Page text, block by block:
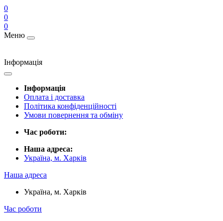
0
0
0
Меню
Інформація
Інформація
Оплата і доставка
Політика конфіденційності
Умови повернення та обміну
Час роботи:
Наша адреса:
Україна, м. Харків
Наша адреса
Україна, м. Харків
Час роботи